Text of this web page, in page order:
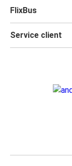
FlixBus
Service client